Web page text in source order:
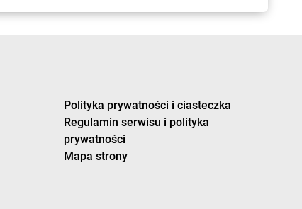
Polityka prywatności i ciasteczka
Regulamin serwisu i polityka
prywatności
Mapa strony